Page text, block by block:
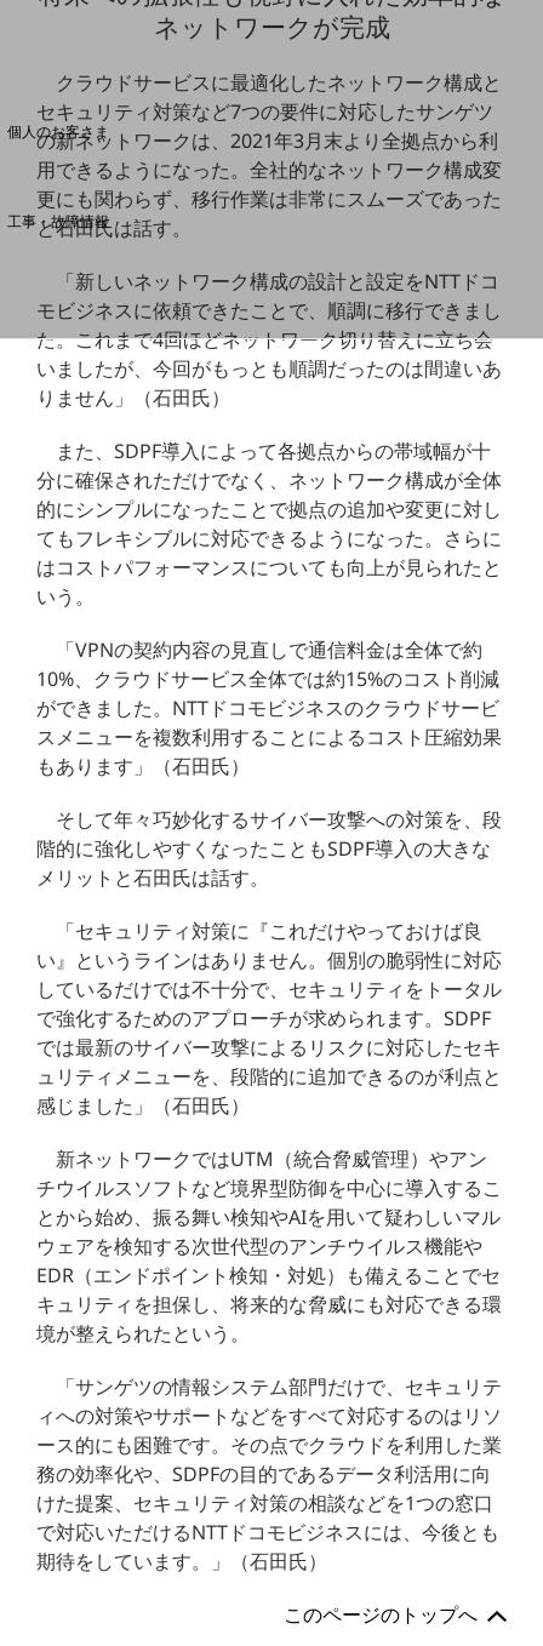
Web明細(My docomo)
個人のお客さま
NTTドコモ
OCNなど
工事・故障情報
お客さまサポートサイト
SDPFナレッジセンター
NTTドコモ 通信障害情報
ネットワークが完成
クラウドサービスに最適化したネットワーク構成と
セキュリティ対策など7つの要件に対応したサンゲツ
の新ネットワークは、2021年3月末より全拠点から利
用できるようになった。全社的なネットワーク構成変
更にも関わらず、移行作業は非常にスムーズであった
と石田氏は話す。
「新しいネットワーク構成の設計と設定をNTTドコ
モビジネスに依頼できたことで、順調に移行できまし
た。これまで4回ほどネットワーク切り替えに立ち会
いましたが、今回がもっとも順調だったのは間違いあ
りません」（石田氏）
また、SDPF導入によって各拠点からの帯域幅が十
分に確保されただけでなく、ネットワーク構成が全体
的にシンプルになったことで拠点の追加や変更に対し
てもフレキシブルに対応できるようになった。さらに
はコストパフォーマンスについても向上が見られたと
いう。
「VPNの契約内容の見直しで通信料金は全体で約
10%、クラウドサービス全体では約15%のコスト削減
ができました。NTTドコモビジネスのクラウドサービ
スメニューを複数利用することによるコスト圧縮効果
もあります」（石田氏）
そして年々巧妙化するサイバー攻撃への対策を、段
階的に強化しやすくなったこともSDPF導入の大きな
メリットと石田氏は話す。
「セキュリティ対策に『これだけやっておけば良
い』というラインはありません。個別の脆弱性に対応
しているだけでは不十分で、セキュリティをトータル
で強化するためのアプローチが求められます。SDPF
では最新のサイバー攻撃によるリスクに対応したセキ
ュリティメニューを、段階的に追加できるのが利点と
感じました」（石田氏）
新ネットワークではUTM（統合脅威管理）やアン
チウイルスソフトなど境界型防御を中心に導入するこ
とから始め、振る舞い検知やAIを用いて疑わしいマル
ウェアを検知する次世代型のアンチウイルス機能や
EDR（エンドポイント検知・対処）も備えることでセ
キュリティを担保し、将来的な脅威にも対応できる環
境が整えられたという。
「サンゲツの情報システム部門だけで、セキュリテ
ィへの対策やサポートなどをすべて対応するのはリソ
ース的にも困難です。その点でクラウドを利用した業
務の効率化や、SDPFの目的であるデータ利活用に向
けた提案、セキュリティ対策の相談などを1つの窓口
で対応いただけるNTTドコモビジネスには、今後とも
期待をしています。」（石田氏）
このページのトップへ